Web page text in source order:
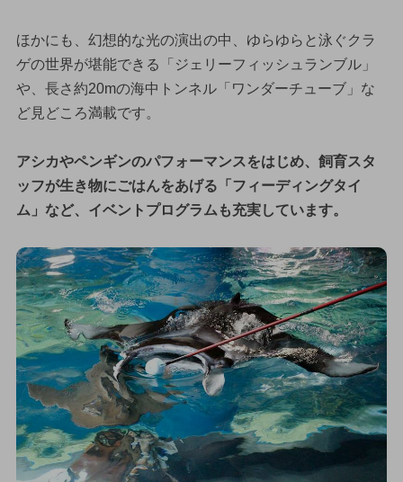
ほかにも、幻想的な光の演出の中、ゆらゆらと泳ぐクラ
ゲの世界が堪能できる「ジェリーフィッシュランブル」
や、長さ約20mの海中トンネル「ワンダーチューブ」な
ど見どころ満載です。
アシカやペンギンのパフォーマンスをはじめ、飼育スタ
ッフが生き物にごはんをあげる「フィーディングタイ
ム」など、イベントプログラムも充実しています。